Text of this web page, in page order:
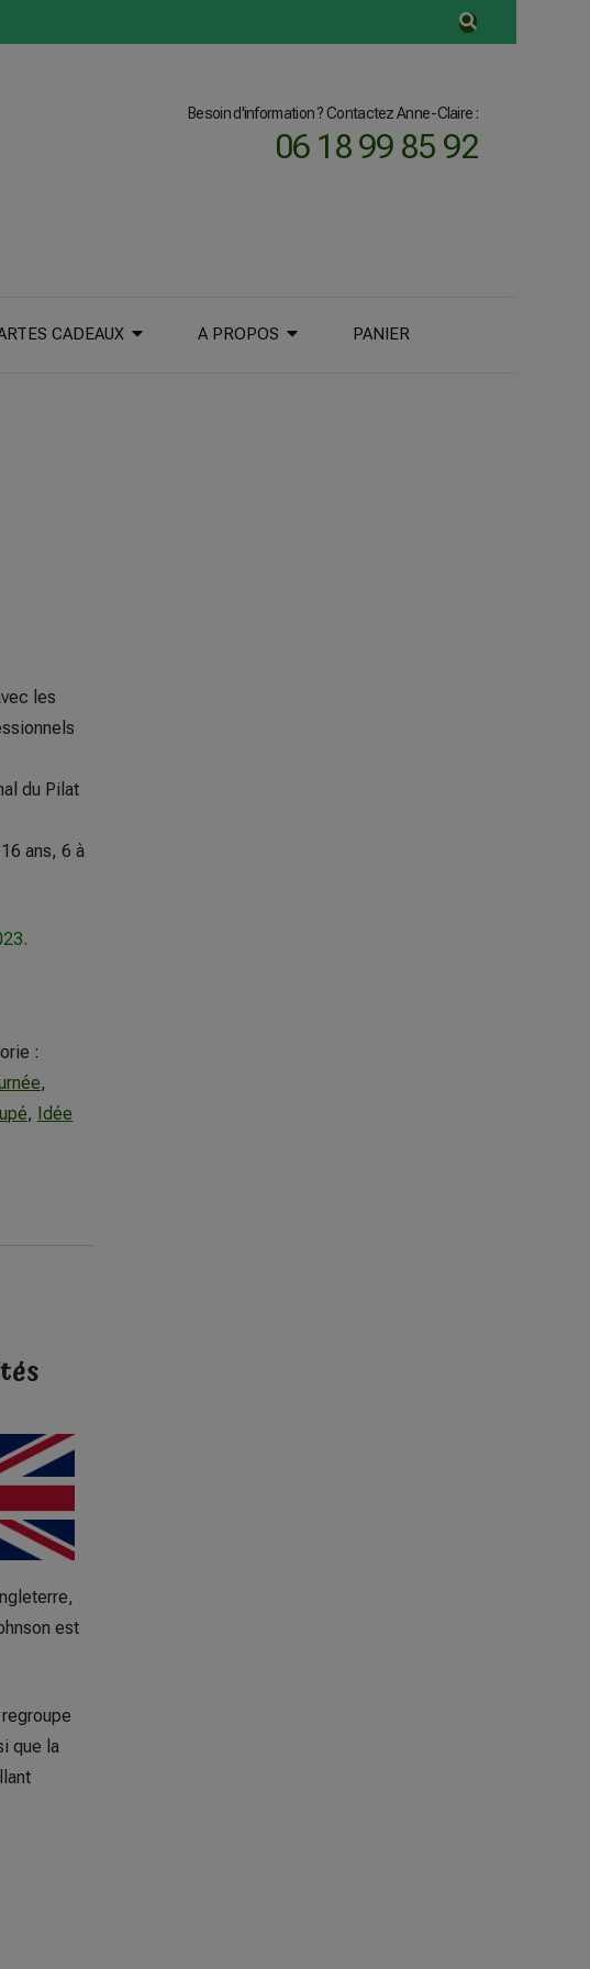
Besoin d'information ? Contactez Anne-Claire :
06 18 99 85 92
CADEAUX A PROPOS PANIER
les
du Pilat
ans, 6 à
:
,
, Idée
est
que la